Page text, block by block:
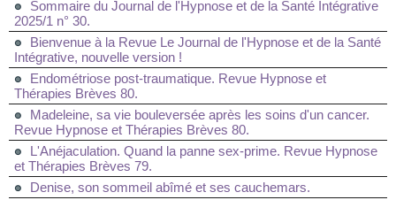
Sommaire du Journal de l'Hypnose et de la Santé Intégrative
2025/1 n° 30.
Bienvenue à la Revue Le Journal de l'Hypnose et de la Santé
Intégrative, nouvelle version !
Endométriose post-traumatique. Revue Hypnose et
Thérapies Brèves 80.
Madeleine, sa vie bouleversée après les soins d'un cancer.
Revue Hypnose et Thérapies Brèves 80.
L'Anéjaculation. Quand la panne sex-prime. Revue Hypnose
et Thérapies Brèves 79.
Denise, son sommeil abîmé et ses cauchemars.